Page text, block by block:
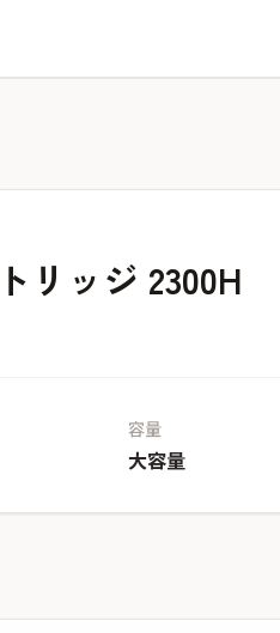
リッジ 2300H
容量
大容量